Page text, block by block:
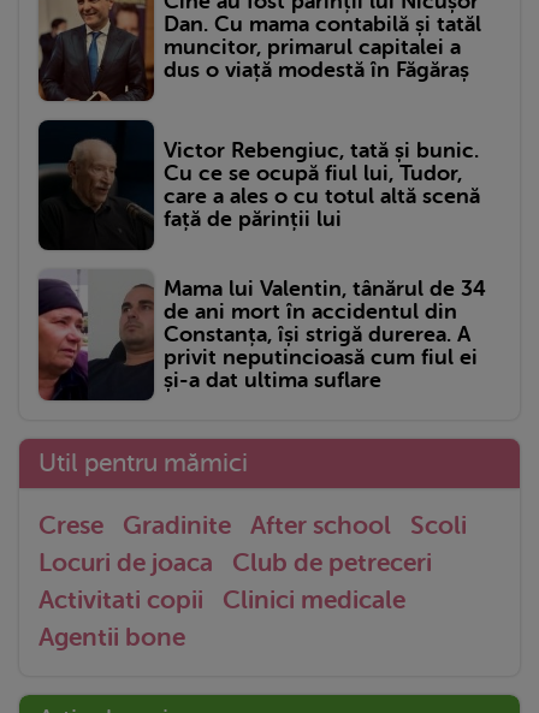
Dan. Cu mama contabilă și tatăl
muncitor, primarul capitalei a
dus o viață modestă în Făgăraș
Victor Rebengiuc, tată și bunic.
Cu ce se ocupă fiul lui, Tudor,
care a ales o cu totul altă scenă
față de părinții lui
Mama lui Valentin, tânărul de 34
de ani mort în accidentul din
Constanța, își strigă durerea. A
privit neputincioasă cum fiul ei
și-a dat ultima suflare
Util pentru mămici
Crese Gradinite After school
Scoli
Locuri de joaca
Club de petreceri
Activitati copii
Clinici medicale
Agentii bone